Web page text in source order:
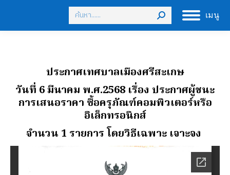
เมนู
Search:
ประกาศเทศบาลเมืองศรีสะเกษ
วันที่ 6 มีนาคม พ.ศ.2568 เรื่อง ประกาศผู้ชนะ
การเสนอราคา ซื้อครุภัณฑ์คอมพิวเตอร์หรือ
อิเล็กทรอนิกส์
จํานวน 1 รายการ โดยวิธีเฉพาะ เจาะจง